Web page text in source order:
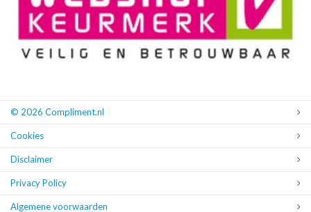
© 2026 Compliment.nl
Cookies
Disclaimer
Privacy Policy
Algemene voorwaarden